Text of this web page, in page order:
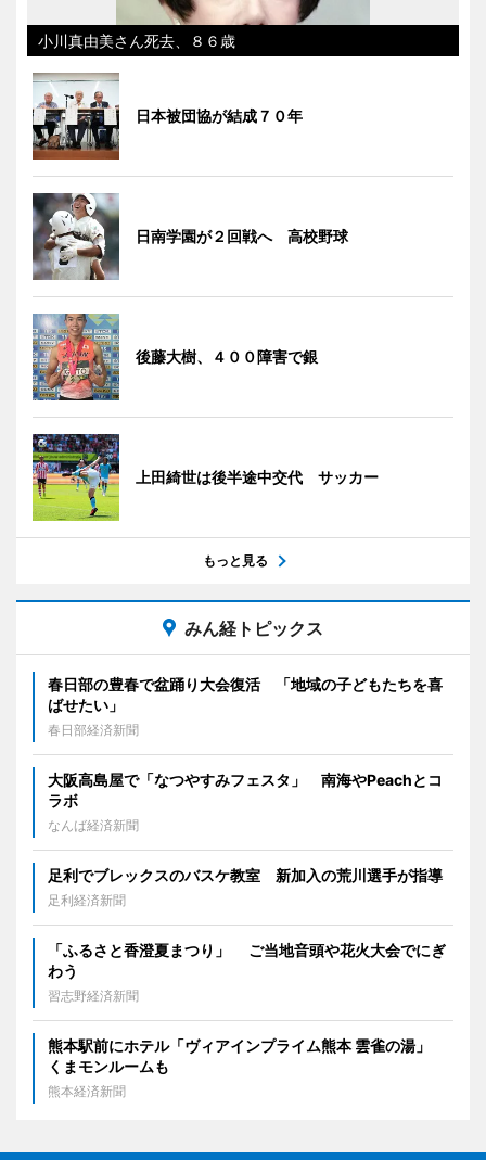
小川真由美さん死去、８６歳
日本被団協が結成７０年
日南学園が２回戦へ 高校野球
後藤大樹、４００障害で銀
上田綺世は後半途中交代 サッカー
もっと見る
みん経トピックス
春日部の豊春で盆踊り大会復活 「地域の子どもたちを喜
ばせたい」
春日部経済新聞
大阪高島屋で「なつやすみフェスタ」 南海やPeachとコ
ラボ
なんば経済新聞
足利でブレックスのバスケ教室 新加入の荒川選手が指導
足利経済新聞
「ふるさと香澄夏まつり」 ご当地音頭や花火大会でにぎ
わう
習志野経済新聞
熊本駅前にホテル「ヴィアインプライム熊本 雲雀の湯」
くまモンルームも
熊本経済新聞